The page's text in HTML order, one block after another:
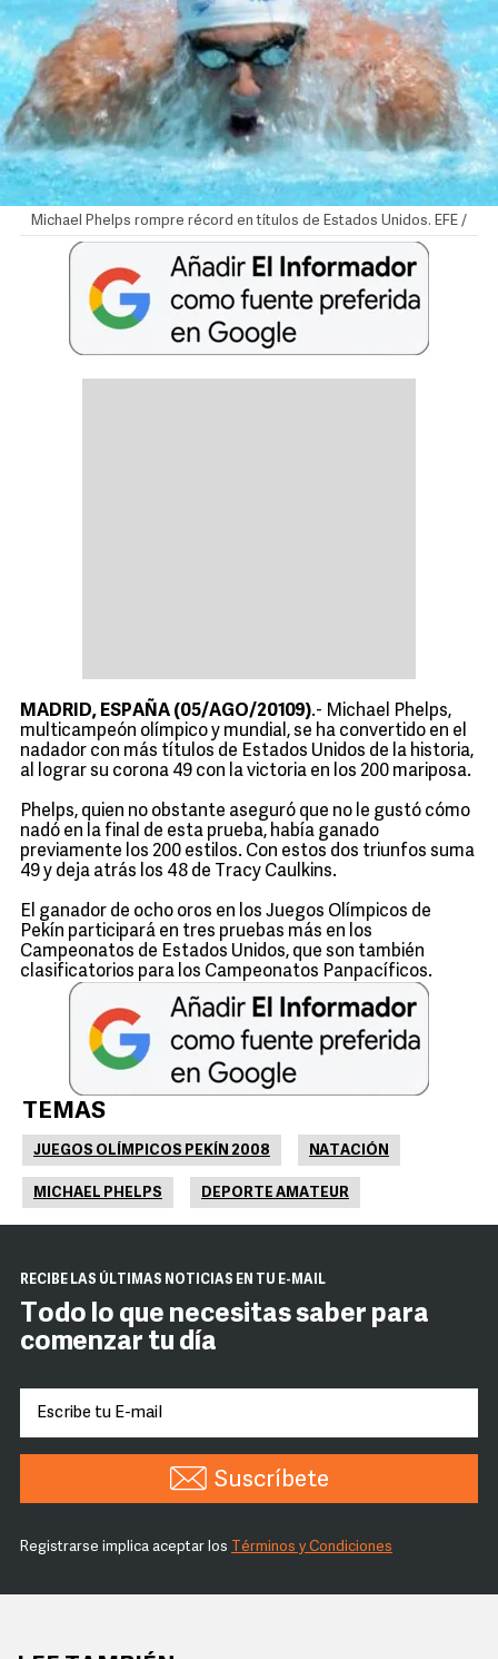
Michael Phelps rompre récord en títulos de Estados Unidos. EFE /
MADRID, ESPAÑA (05/AGO/20109).- Michael Phelps,
multicampeón olímpico y mundial, se ha convertido en el
nadador con más títulos de Estados Unidos de la historia,
al lograr su corona 49 con la victoria en los 200 mariposa.
Phelps, quien no obstante aseguró que no le gustó cómo
nadó en la final de esta prueba, había ganado
previamente los 200 estilos. Con estos dos triunfos suma
49 y deja atrás los 48 de Tracy Caulkins.
El ganador de ocho oros en los Juegos Olímpicos de
Pekín participará en tres pruebas más en los
Campeonatos de Estados Unidos, que son también
clasificatorios para los Campeonatos Panpacíficos.
TEMAS
JUEGOS OLÍMPICOS PEKÍN 2008 NATACIÓN
MICHAEL PHELPS DEPORTE AMATEUR
RECIBE LAS ÚLTIMAS NOTICIAS EN TU E-MAIL
Todo lo que necesitas saber para
comenzar tu día
Suscríbete
Registrarse implica aceptar los Términos y Condiciones